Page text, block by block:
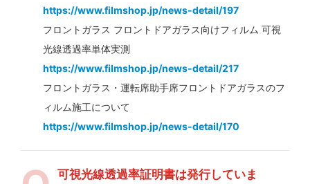
https://www.filmshop.jp/news-detail/197
フロントガラス フロントドアガラス向けフィルム 可視
光線透過率単体実測
https://www.filmshop.jp/news-detail/217
フロントガラス・運転席助手席フロントドアガラスのフ
ィルム施工について
https://www.filmshop.jp/news-detail/170
可視光線透過率証明書は発行していま